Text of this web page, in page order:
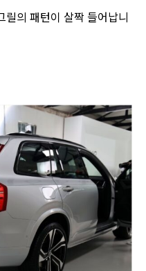
릴의 패턴이 살짝 들어납니